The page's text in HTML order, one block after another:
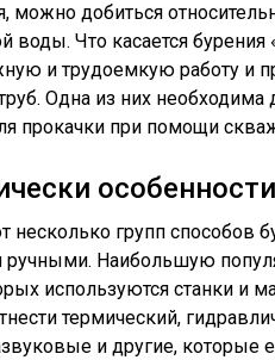
можно добиться
воды. Что касается бурения
и трудоемкую работу и
Одна из них необходима
прокачки при помощи
групп способов
Наибольшую
используются станки и
термический,
и другие, которые